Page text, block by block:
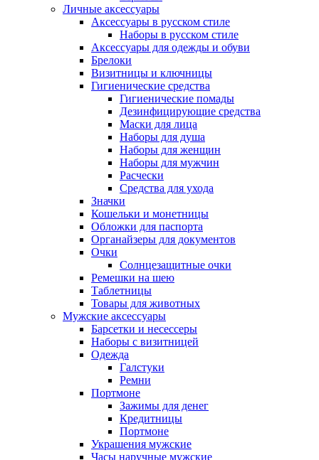
Личные аксессуары
Аксессуары в русском стиле
Наборы в русском стиле
Аксессуары для одежды и обуви
Брелоки
Визитницы и ключницы
Гигиенические средства
Гигиенические помады
Дезинфицирующие средства
Маски для лица
Наборы для душа
Наборы для женщин
Наборы для мужчин
Расчески
Средства для ухода
Значки
Кошельки и монетницы
Обложки для паспорта
Органайзеры для документов
Очки
Солнцезащитные очки
Ремешки на шею
Таблетницы
Товары для животных
Мужские аксессуары
Барсетки и несессеры
Наборы с визитницей
Одежда
Галстуки
Ремни
Портмоне
Зажимы для денег
Кредитницы
Портмоне
Украшения мужские
Часы наручные мужские